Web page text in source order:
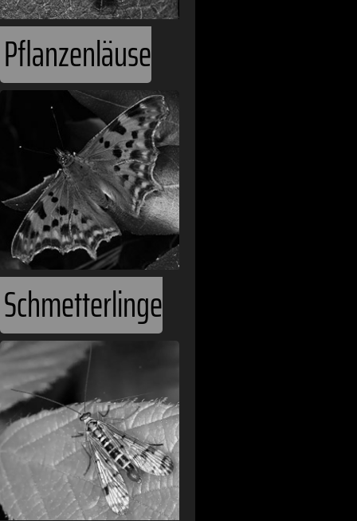
Pflanzenläuse
Schmetterlinge